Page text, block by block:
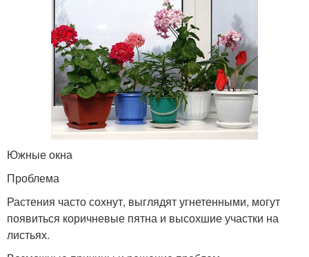
Южные окна
Проблема
Растения часто сохнут, выглядят угнетенными, могут
появиться коричневые пятна и высохшие участки на
листьях.